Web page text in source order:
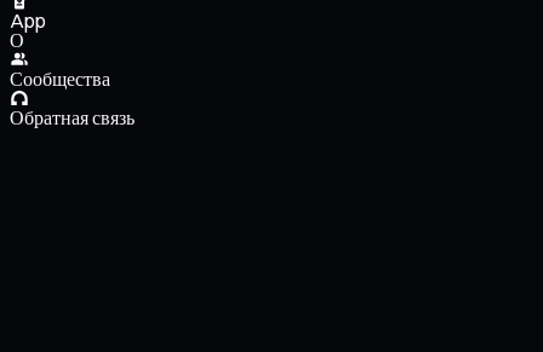
App
О
Сообщества
Обратная связь